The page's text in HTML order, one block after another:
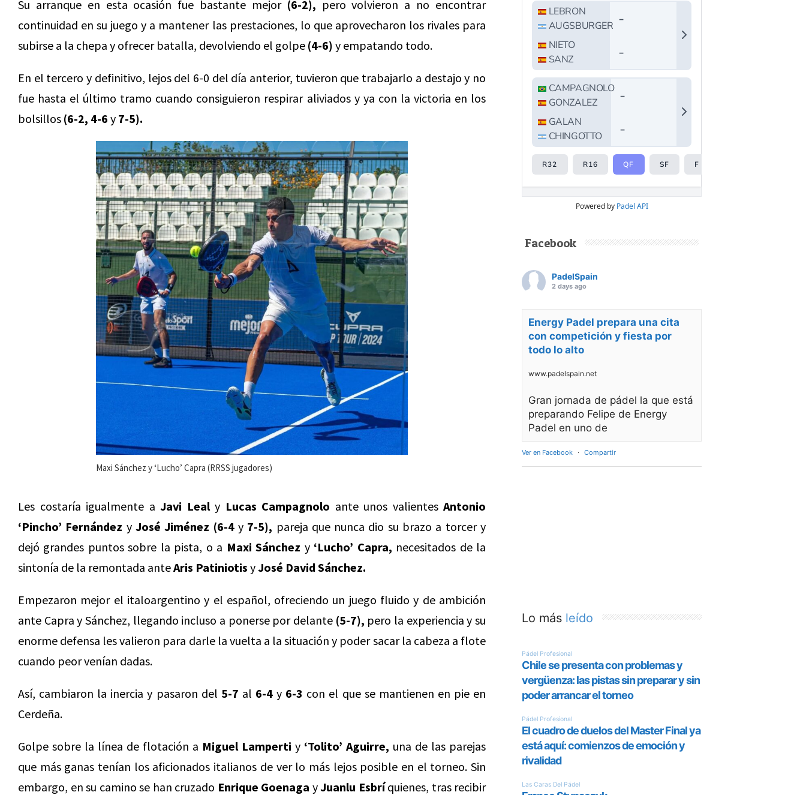
Su arranque en esta ocasión fue bastante mejor (6-2), pero volvieron a no encontrar
continuidad en su juego y a mantener las prestaciones, lo que aprovecharon los rivales para
subirse a la chepa y ofrecer batalla, devolviendo el golpe (4-6) y empatando todo.
En el tercero y definitivo, lejos del 6-0 del día anterior, tuvieron que trabajarlo a destajo y no
fue hasta el último tramo cuando consiguieron respirar aliviados y ya con la victoria en los
bolsillos (6-2, 4-6 y 7-5).
Maxi Sánchez y ‘Lucho’ Capra (RRSS jugadores)
Les costaría igualmente a Javi Lealy Lucas Campagnolo ante unos valientes Antonio
‘Pincho’ Fernández y José Jiménez (6-4y 7-5), pareja que nunca dio su brazo a torcer y
dejó grandes puntos sobre la pista, o a Maxi Sánchez y ‘Lucho’ Capra, necesitados de la
sintonía de la remontada anteAris Patiniotis yJosé David Sánchez.
Empezaron mejor el italoargentino y el español, ofreciendo un juego fluido y de ambición
ante Capra y Sánchez, llegando incluso a ponerse por delante (5-7), pero la experiencia y su
enorme defensa les valieron para darle la vuelta a la situación y poder sacar la cabeza a flote
cuando peor venían dadas.
Así, cambiaron la inercia y pasaron del 5-7 al 6-4y 6-3 con el que se mantienen en pie en
Cerdeña.
Golpe sobre la línea de flotación a Miguel Lamperti y ‘Tolito’ Aguirre, una de las parejas
que más ganas tenían los aficionados italianos de ver lo más lejos posible en el torneo. Sin
embargo, en su camino se han cruzado Enrique Goenaga yJuanlu Esbríquienes, tras recibir
Powered by Padel API
Facebook
PadelSpain
2 days ago
Energy Padel prepara una cita
con competición y fiesta por
todo lo alto
www.padelspain.net
Gran jornada de pádel la que está
preparando Felipe de Energy
Padel en uno de
Ver en Facebook · Compartir
Lo más leído